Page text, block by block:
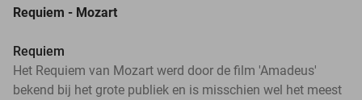
Requiem - Mozart
Requiem
Het Requiem van Mozart werd door de film 'Amadeus'
bekend bij het grote publiek en is misschien wel het meest